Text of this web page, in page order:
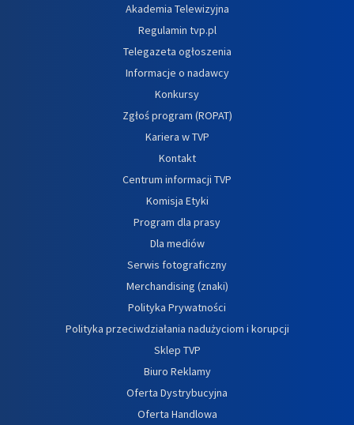
Akademia Telewizyjna
Regulamin tvp.pl
Telegazeta ogłoszenia
Informacje o nadawcy
Konkursy
Zgłoś program (ROPAT)
Kariera w TVP
Kontakt
Centrum informacji TVP
Komisja Etyki
Program dla prasy
Dla mediów
Serwis fotograficzny
Merchandising (znaki)
Polityka Prywatności
Polityka przeciwdziałania nadużyciom i korupcji
Sklep TVP
Biuro Reklamy
Oferta Dystrybucyjna
Oferta Handlowa